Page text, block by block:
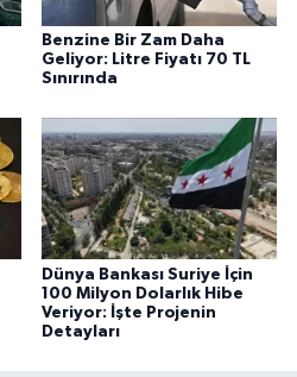
Benzine Bir Zam Daha
Geliyor: Litre Fiyatı 70 TL
Sınırında
Dünya Bankası Suriye İçin
100 Milyon Dolarlık Hibe
Veriyor: İşte Projenin
Detayları